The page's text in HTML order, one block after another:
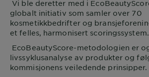
Vi ble deretter med i
globalt initiativ som samler over 70
kosmetikkbedrifter og
et felles, harmonisert scoringssystem.
EcoBeautyScore-metodologien er
livssyklusanalyse av produkter og
kommisjonens veiledende prinsipper.